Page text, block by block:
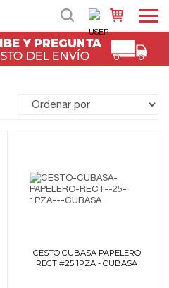
CESTO CUBASA PAPELERO
RECT #25 1PZA - CUBASA